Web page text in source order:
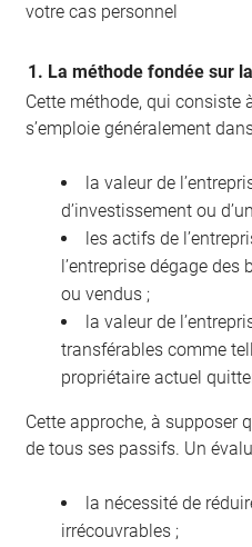
votre cas personnel
1. La méthode fondée sur
Cette méthode, qui consiste
s’emploie généralement
la valeur de
d’investissement ou
les actifs de
l’entreprise dégage
ou vendus ;
la valeur de
transférables comme
propriétaire actuel
Cette approche, à supposer
de tous ses passifs. Un
la nécessité de
irrécouvrables ;